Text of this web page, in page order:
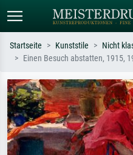
Suchen Sie nach Künstlern, Werktiteln
oder Stilen – z.B. Monet,
Sternennacht, Impressionismus, Welle
Hokusai, Akt.
Startseite Kunststile Nicht
Einen Besuch abstatten, 1915,